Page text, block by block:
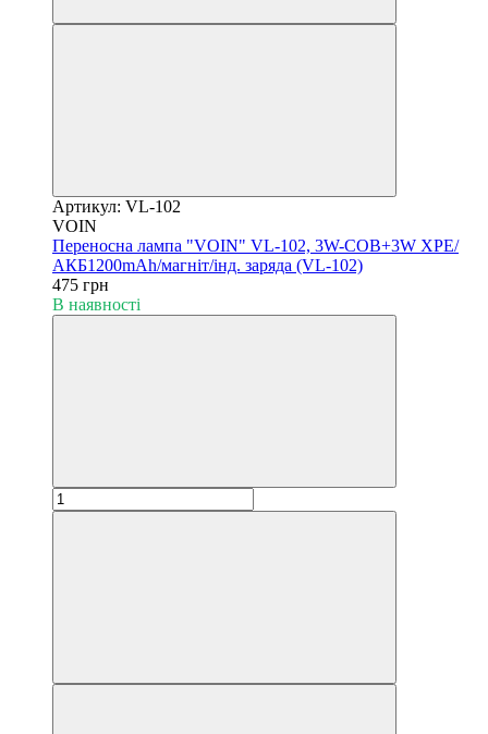
Артикул: VL-102
VOIN
Переносна лампа "VOIN" VL-102, 3W-COB+3W XPE/
АКБ1200mAh/магніт/інд. заряда (VL-102)
475 грн
В наявності